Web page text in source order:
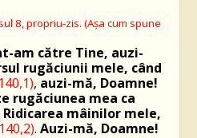
8, propriu-zis. (Aşa cum spune
am către Tine, auzi-
rugăciunii mele, când
, auzi-mă, Doamne!
rugăciunea mea ca
mâinilor mele,
.Auzi-mă, Doamne!